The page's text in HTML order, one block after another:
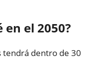
el 2050?
tendrá dentro de 30